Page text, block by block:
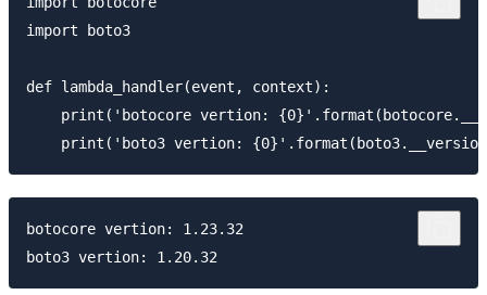
import boto3
def lambda_handler(event, context):
print('botocore vertion:
botocore vertion: 1.23.32